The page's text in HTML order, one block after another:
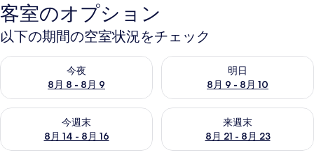
客室のオプション
以下の期間の空室状況をチェック
今夜
8月 8 - 8月 9
今夜 8月 8 - 8月 9 の空室状況をチェック
明日
8月 9 - 8月 10
明日 8月 9 - 8月 10 の空室状
今週末
8月 14 - 8月 16
今週末 8月 14 - 8月 16 の空室状況をチェック
来週末
8月 21 - 8月 23
来週末 8月 21 - 8月 23 の空室